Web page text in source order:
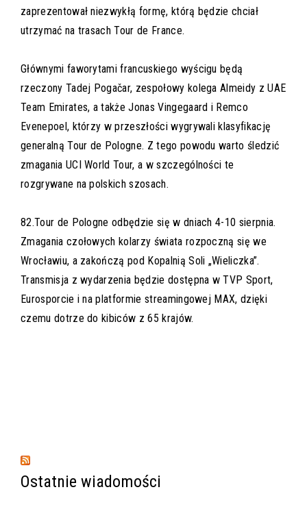
zaprezentował niezwykłą formę, którą będzie chciał
utrzymać na trasach Tour de France.
Głównymi faworytami francuskiego wyścigu będą
rzeczony Tadej Pogačar, zespołowy kolega Almeidy z UAE
Team Emirates, a także Jonas Vingegaard i Remco
Evenepoel, którzy w przeszłości wygrywali klasyfikację
generalną Tour de Pologne. Z tego powodu warto śledzić
zmagania UCI World Tour, a w szczególności te
rozgrywane na polskich szosach.
82.Tour de Pologne odbędzie się w dniach 4-10 sierpnia.
Zmagania czołowych kolarzy świata rozpoczną się we
Wrocławiu, a zakończą pod Kopalnią Soli „Wieliczka”.
Transmisja z wydarzenia będzie dostępna w TVP Sport,
Eurosporcie i na platformie streamingowej MAX, dzięki
czemu dotrze do kibiców z 65 krajów.
Ostatnie wiadomości